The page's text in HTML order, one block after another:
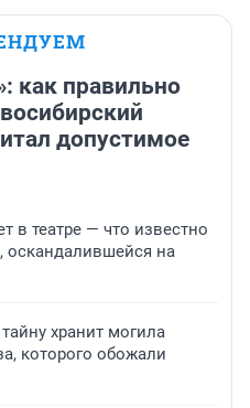
как правильно
допустимое
в театре — что известно
оскандалившейся на
хранит могила
которого обожали